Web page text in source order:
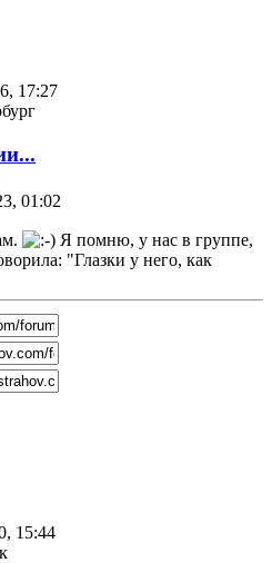
17:27
01:02
Я помню, у нас в группе,
"Глазки у него, как
15:44